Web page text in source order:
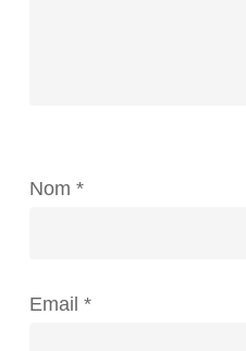
Nom *
Email *